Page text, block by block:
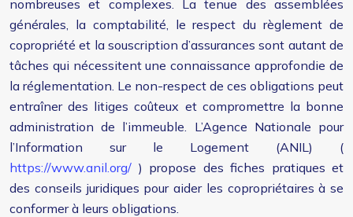
nombreuses et complexes. La tenue des assemblées
générales, la comptabilité, le respect du règlement de
copropriété et la souscription d’assurances sont autant de
tâches qui nécessitent une connaissance approfondie de
la réglementation. Le non-respect de ces obligations peut
entraîner des litiges coûteux et compromettre la bonne
administration de l’immeuble. L’Agence Nationale pour
l’Information sur le Logement (ANIL) (
https://www.anil.org/ ) propose des fiches pratiques et
des conseils juridiques pour aider les copropriétaires à se
conformer à leurs obligations.